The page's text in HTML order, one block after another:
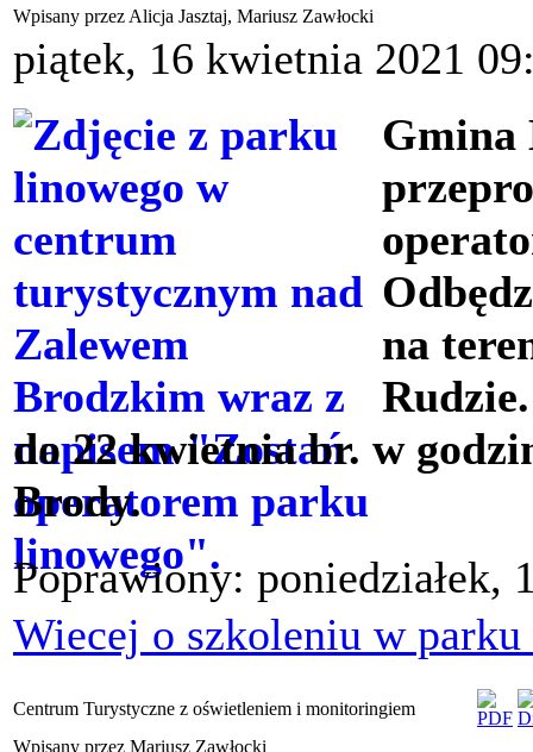
Wpisany przez Alicja Jasztaj, Mariusz Zawłocki
piątek, 16 kwietnia 2021
Gmina
na
do 22 kwietnia br. w
Brody.
Poprawiony: poniedziałek,
Wiecej o szkoleniu w
Centrum Turystyczne z oświetleniem i monitoringiem
Wpisany przez Mariusz Zawłocki